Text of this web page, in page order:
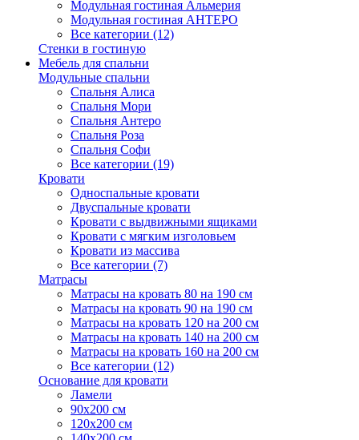
Модульная гостиная Альмерия
Модульная гостиная АНТЕРО
Все категории (12)
Стенки в гостиную
Мебель для спальни
Модульные спальни
Спальня Алиса
Спальня Мори
Спальня Антеро
Спальня Роза
Спальня Софи
Все категории (19)
Кровати
Односпальные кровати
Двуспальные кровати
Кровати с выдвижными ящиками
Кровати с мягким изголовьем
Кровати из массива
Все категории (7)
Матрасы
Матрасы на кровать 80 на 190 см
Матрасы на кровать 90 на 190 см
Матрасы на кровать 120 на 200 см
Матрасы на кровать 140 на 200 см
Матрасы на кровать 160 на 200 см
Все категории (12)
Основание для кровати
Ламели
90х200 см
120х200 см